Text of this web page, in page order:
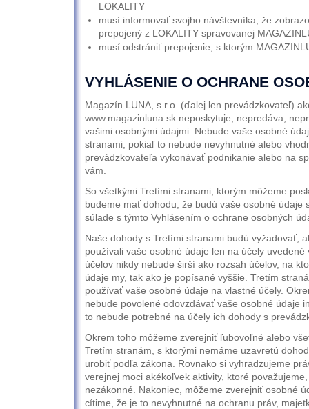
LOKALITY
musí informovať svojho návštevníka, že
prepojený z LOKALITY spravovanej
musí odstrániť prepojenie, s ktorým
VYHLÁSENIE O OCHRANE
Magazín LUNA, s.r.o. (ďalej len prevádzkovateľ)
www.magazinluna.sk neposkytuje, nepredáva,
vašimi osobnými údajmi. Nebude vaše osobné
stranami, pokiaľ to nebude nevyhnutné alebo
prevádzkovateľa vykonávať podnikanie alebo na
vám.
So všetkými Tretími stranami, ktorým môžeme
budeme mať dohodu, že budú vaše osobné údaje
súlade s týmto Vyhlásením o ochrane osobných
Naše dohody s Tretími stranami budú vyžadovať,
používali vaše osobné údaje len na účely uvedené
účelov nikdy nebude širší ako rozsah účelov, na
údaje my, tak ako je popísané vyššie. Tretím
používať vaše osobné údaje na vlastné účely.
nebude povolené odovzdávať vaše osobné údaje
to nebude potrebné na účely ich dohody s
Okrem toho môžeme zverejniť ľubovoľné alebo
Tretím stranám, s ktorými nemáme uzavretú
urobiť podľa zákona. Rovnako si vyhradzujeme
verejnej moci akékoľvek aktivity, ktoré
nezákonné. Nakoniec, môžeme zverejniť osobné
cítime, že je to nevyhnutné na ochranu práv,